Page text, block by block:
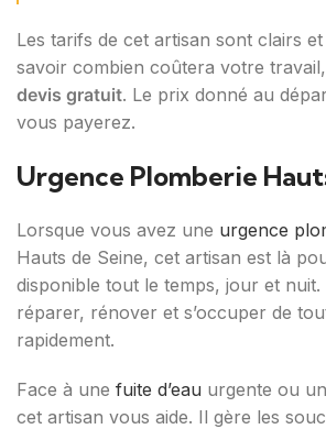
Les tarifs de cet artisan sont clairs
savoir combien coûtera votre
devis gratuit. Le prix donné au
vous payerez.
Urgence Plomberie
Lorsque vous avez une urgence
Hauts de Seine, cet artisan est là
disponible tout le temps, jour et
réparer, rénover et s’occuper de
rapidement.
Face à une fuite d’eau urgente ou
cet artisan vous aide. Il gère les